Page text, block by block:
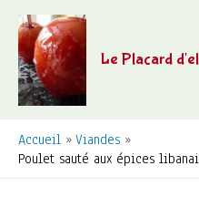
Aller
contenu
Le Placard
Accueil
Viandes
Poulet sauté aux épices